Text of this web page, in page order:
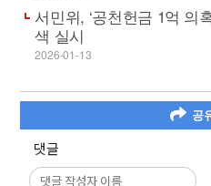
서민위, ‘공천헌금 1억 의
색 실시
2026-01-13
공
댓글